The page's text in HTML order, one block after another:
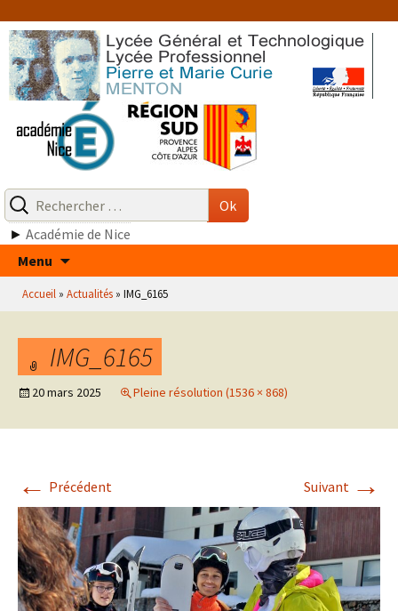
au
contenu
pour
:
Ok
► Académie de Nice
Menu
au
contenu
Accueil » Actualités » IMG_6165
IMG_6165
20 mars 2025 Pleine résolution (1536 × 868)
← Précédent Suivant →